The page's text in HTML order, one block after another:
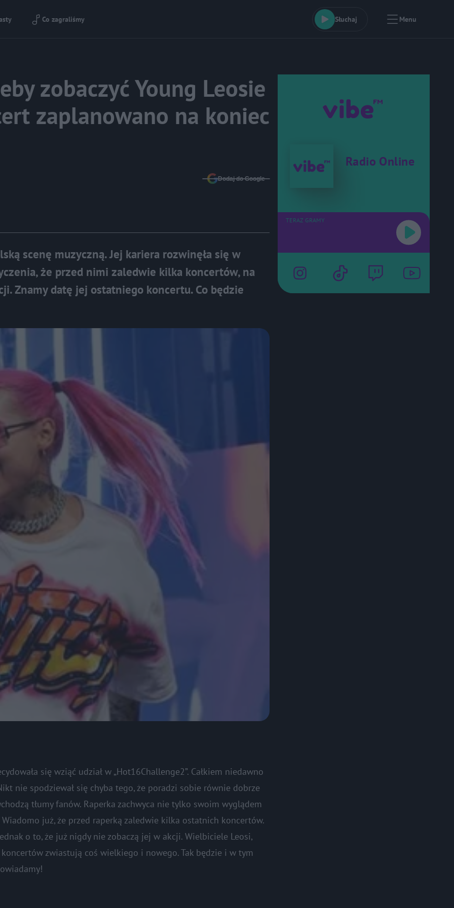
Co zagraliśmy Słuchaj Menu
zobaczyć Young Leosie
zaplanowano na koniec
Dodaj do Google
scenę muzyczną. Jej kariera rozwinęła się w
że przed nimi zaledwie kilka koncertów, na
Znamy datę jej ostatniego koncertu. Co będzie
się wziąć udział w „Hot16Challenge2”. Całkiem niedawno
nie spodziewał się chyba tego, że poradzi sobie równie dobrze
tłumy fanów. Raperka zachwyca nie tylko swoim wyglądem
już, że przed raperką zaledwie kilka ostatnich koncertów.
o to, że już nigdy nie zobaczą jej w akcji. Wielbiciele Leosi,
zwiastują coś wielkiego i nowego. Tak będzie i w tym
Radio Online
TERAZ GRAMY